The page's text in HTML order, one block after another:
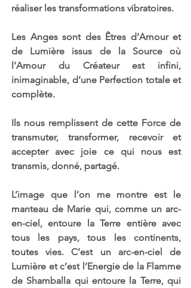
réaliser les transformations vibratoires.
Les Anges sont des Êtres d’Amour et
de Lumière issus de la Source où
l’Amour du Créateur est infini,
inimaginable, d’une Perfection totale et
complète.
Ils nous remplissent de cette Force de
transmuter, transformer, recevoir et
accepter avec joie ce qui nous est
transmis, donné, partagé.
L’image que l’on me montre est le
manteau de Marie qui, comme un arc-
en-ciel, entoure la Terre entière avec
tous les pays, tous les continents,
toutes vies. C’est un arc-en-ciel de
Lumière et c’est l’Energie de la Flamme
de Shamballa qui entoure la Terre, qui